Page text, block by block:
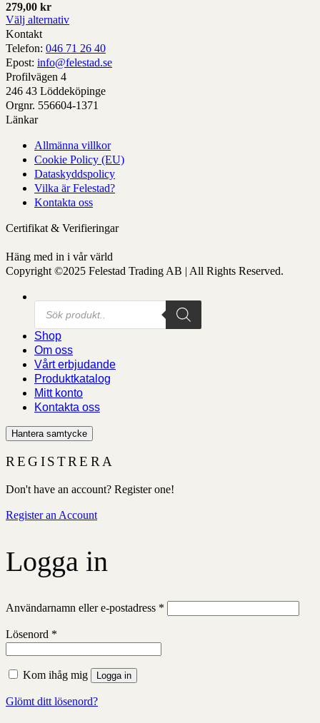
kan
väljas
på
produktens
sida
279,00 kr
Välj alternativ
Denna
produkt
har
alternativ
som
kan
väljas
produktens
Kontakt
Telefon: 046 71 26 40
Epost: info@felestad.se
Profilvägen 4
246 43 Löddeköpinge
Orgnr. 556604-1371
Länkar
Allmänna villkor
Cookie Policy (EU)
Dataskyddspolicy
Vilka är Felestad?
Kontakta oss
Certifikat & Verifieringar
Häng med in i vår värld
Copyright ©2025 Felestad Trading AB | All Rights Reserved.
Produktsökning
Shop
Om oss
Vårt erbjudande
Produktkatalog
Mitt konto
Kontakta oss
Hantera samtycke
REGISTRERA
Don't have an account? Register one!
Register an Account
Logga in
Användarnamn eller e-postadress *
Lösenord *
Kom ihåg mig Logga in
Glömt ditt lösenord?